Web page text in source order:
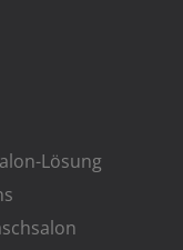
Lösung